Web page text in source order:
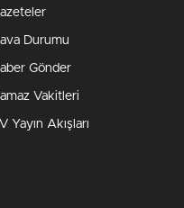
Durumu
Gönder
Vakitleri
Yayın Akışları